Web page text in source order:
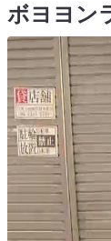
ボヨヨン